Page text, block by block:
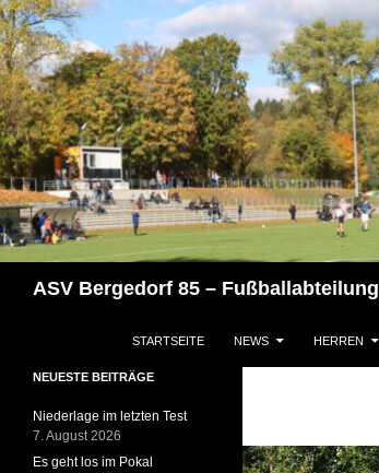
Zum
Inhalt
springen
ASV Bergedorf 85 – Fußballabteilung
STARTSEITE NEWS HERREN
NEUESTE BEITRÄGE
Niederlage im letzten Test
7. August 2026
Es geht los im Pokal